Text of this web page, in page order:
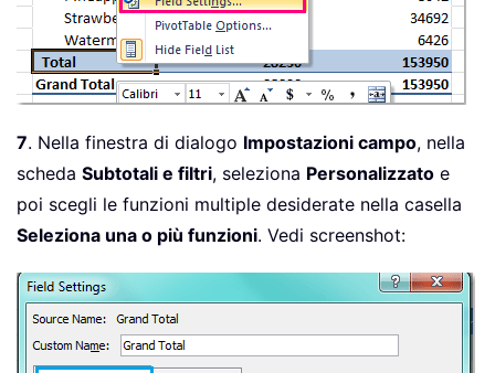
7. Nella finestra di dialogo Impostazioni campo, nella
scheda Subtotali e filtri, seleziona Personalizzato e
poi scegli le funzioni multiple desiderate nella casella
Seleziona una o più funzioni. Vedi screenshot: